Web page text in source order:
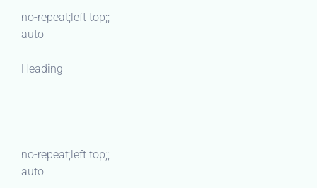
no-repeat;left top;;
auto
Heading
no-repeat;left top;;
auto